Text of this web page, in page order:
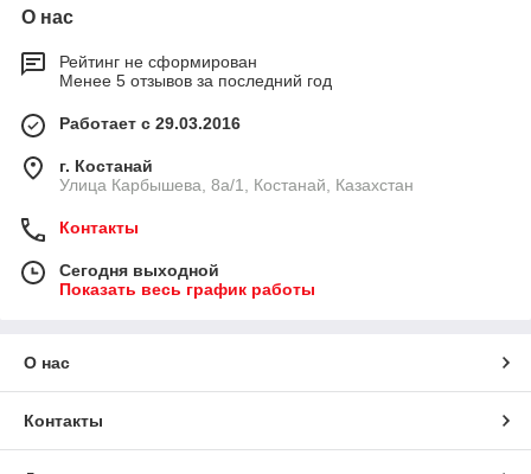
О нас
Рейтинг не сформирован
Менее 5 отзывов за последний год
Работает с 29.03.2016
г. Костанай
Улица Карбышева, 8а/1, Костанай, Казахстан
Контакты
Сегодня выходной
Показать весь график работы
О нас
Контакты